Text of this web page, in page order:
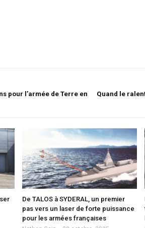
pour l’armée de Terre en
Quand le
De TALOS à SYDERAL, un premier
pas vers un laser de forte puissance
pour les armées françaises